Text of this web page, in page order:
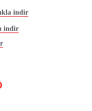
indir
indir